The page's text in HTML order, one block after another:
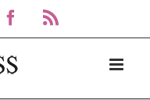
Facebook